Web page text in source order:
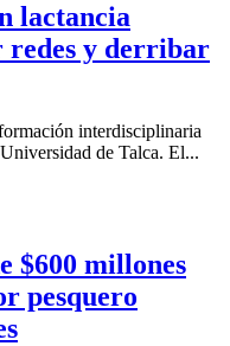
lactancia
redes y derribar
interdisciplinaria
de Talca. El...
$600 millones
pesquero